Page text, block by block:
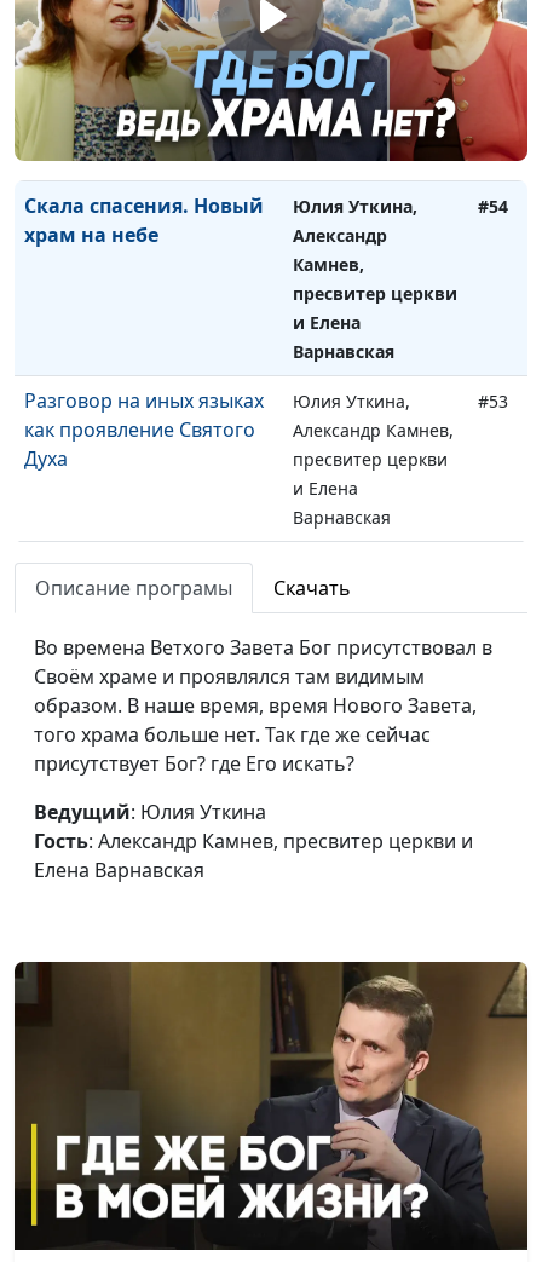
Как мы можем делать
дела Христа? Деяния
Святого Духа
Юлия Уткина,
Александр Камнев,
пресвитер церкви
и Елена
Варнавская
#55
Скала спасения. Новый
храм на небе
Юлия Уткина,
Александр
Камнев,
пресвитер церкви
и Елена
Варнавская
#54
Разговор на иных языках
как проявление Святого
Духа
Юлия Уткина,
Александр Камнев,
пресвитер церкви
и Елена
Варнавская
#53
Праздник Пятидесятницы
(Троица)
Александр Камнев,
и Елена
Варнавская
Апокалипсис. Белый
всадник победы
Юлия Уткина,
Александр Камнев,
Варнавская
и Елена
Варнавская
печатями. Кто откроет?
Юлия Уткина,
Александр Камнев,
пресвитер церкви
и Елена
Варнавская
С кем советуется Бог?
Юлия Уткина,
#48
Описание програмы Скачать
Во времена Ветхого Завета Бог присутствовал в
Своём храме и проявлялся там видимым
образом. В наше время, время Нового Завета,
того храма больше нет. Так где же сейчас
присутствует Бог? где Его искать?
Ведущий: Юлия Уткина
Гость: Александр Камнев, пресвитер церкви и
Елена Варнавская